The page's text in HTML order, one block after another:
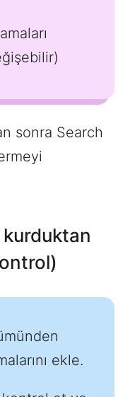
sonra Search
kurduktan
ekle.